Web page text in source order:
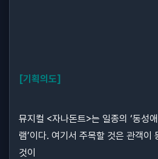
[기획의도]
뮤지컬 <자나돈트>는 일종의 ‘동성
램’이다. 여기서 주목할 것은 관객이
것이